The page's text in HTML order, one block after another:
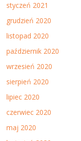
styczeń 2021
grudzień 2020
listopad 2020
październik 2020
wrzesień 2020
sierpień 2020
lipiec 2020
czerwiec 2020
maj 2020